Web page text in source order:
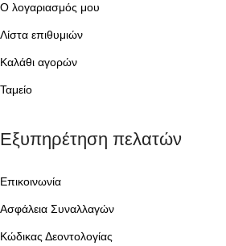
Ο λογαριασμός μου
Λίστα επιθυμιών
Καλάθι αγορών
Ταμείο
Εξυπηρέτηση πελατών
Επικοινωνία
Ασφάλεια Συναλλαγών
Κώδικας Δεοντολογίας